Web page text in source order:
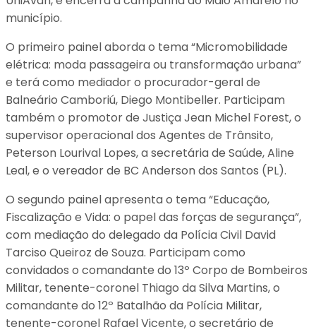
município.
O primeiro painel aborda o tema “Micromobilidade
elétrica: moda passageira ou transformação urbana”
e terá como mediador o procurador-geral de
Balneário Camboriú, Diego Montibeller. Participam
também o promotor de Justiça Jean Michel Forest, o
supervisor operacional dos Agentes de Trânsito,
Peterson Lourival Lopes, a secretária de Saúde, Aline
Leal, e o vereador de BC Anderson dos Santos (PL).
O segundo painel apresenta o tema “Educação,
Fiscalização e Vida: o papel das forças de segurança”,
com mediação do delegado da Polícia Civil David
Tarciso Queiroz de Souza. Participam como
convidados o comandante do 13º Corpo de Bombeiros
Militar, tenente-coronel Thiago da Silva Martins, o
comandante do 12º Batalhão da Polícia Militar,
tenente-coronel Rafael Vicente, o secretário de